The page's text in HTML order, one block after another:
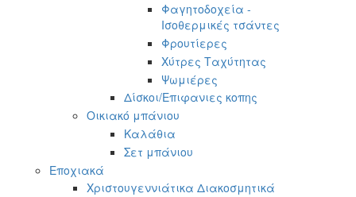
Φαγητοδοχεία -
Ισοθερμικές τσάντες
Φρουτίερες
Χύτρες Ταχύτητας
Ψωμιέρες
Δίσκοι/Επιφανιες κοπης
Οικιακό μπάνιου
Καλάθια
Σετ μπάνιου
Εποχιακά
Χριστουγεννιάτικα Διακοσμητικά